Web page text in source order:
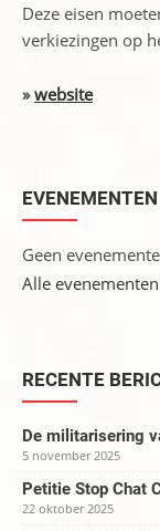
Deze eisen
verkiezingen op
»website
EVENEMENTEN
Geen
Alle
RECENTE
De militarisering
5 november 2025
Petitie Stop Chat
22 oktober 2025